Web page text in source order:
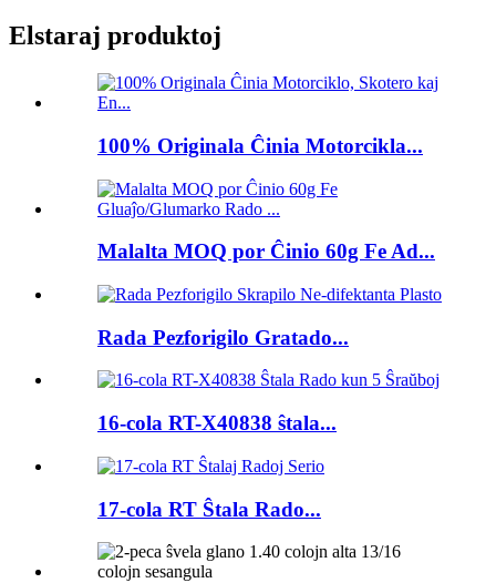
Elstaraj produktoj
100% Originala Ĉinia Motorcikla...
Malalta MOQ por Ĉinio 60g Fe Ad...
Rada Pezforigilo Gratado...
16-cola RT-X40838 ŝtala...
17-cola RT Ŝtala Rado...